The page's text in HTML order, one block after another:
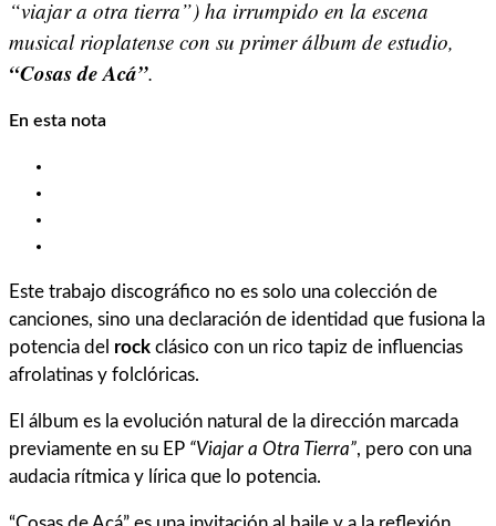
(Twitter)
“viajar a otra tierra”) ha irrumpido en la escena
musical rioplatense con su primer álbum de estudio,
“Cosas de Acá”.
En esta nota
Este trabajo discográfico no es solo una colección de
canciones, sino una declaración de identidad que fusiona la
potencia del rock clásico con un rico tapiz de influencias
afrolatinas y folclóricas.
El álbum es la evolución natural de la dirección marcada
previamente en su EP “Viajar a Otra Tierra”, pero con una
audacia rítmica y lírica que lo potencia.